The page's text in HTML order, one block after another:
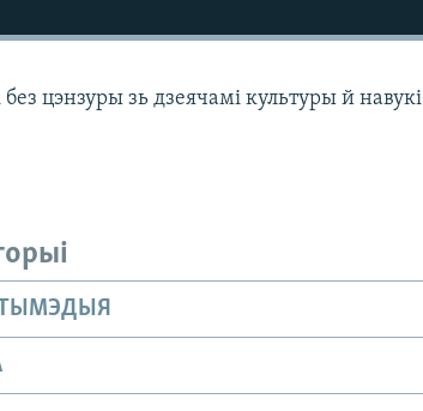
без цэнзуры зь дзеячамі культуры й навукі